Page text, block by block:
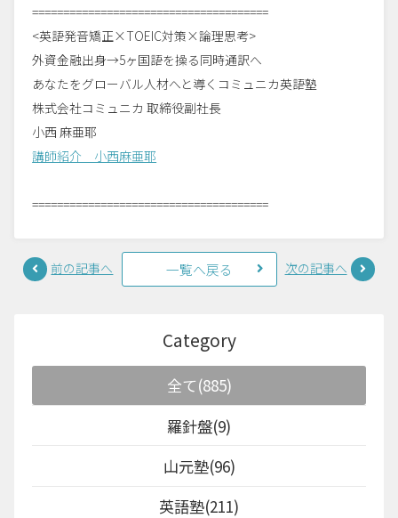
======================================
<英語発音矯正×TOEIC対策×論理思考>
外資金融出身→5ヶ国語を操る同時通訳へ
あなたをグローバル人材へと導くコミュニカ英語塾
株式会社コミュニカ 取締役副社長
小西 麻亜耶
講師紹介 小西麻亜耶
======================================
前の記事へ 一覧へ戻る 次の記事へ
Category
全て(885)
羅針盤(9)
山元塾(96)
英語塾(211)